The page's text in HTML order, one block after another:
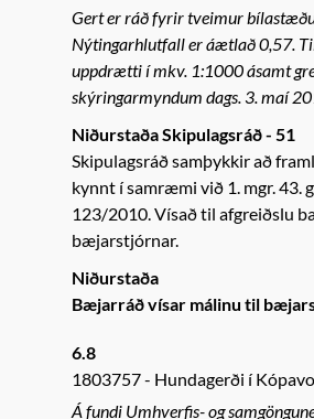
Gert er ráð fyrir tveimur
Nýtingarhlutfall er áætlað 0,57.
uppdrætti í mkv. 1:1000 ásamt
skýringarmyndum dags. 3. maí
Niðurstaða Skipulagsráð - 51
Skipulagsráð samþykkir að
kynnt í samræmi við 1. mgr. 43.
123/2010. Vísað til afgreiðslu
bæjarstjórnar.
Niðurstaða
Bæjarráð vísar málinu til
6.8
1803757
Hundagerði í
Á fundi Umhverfis- og